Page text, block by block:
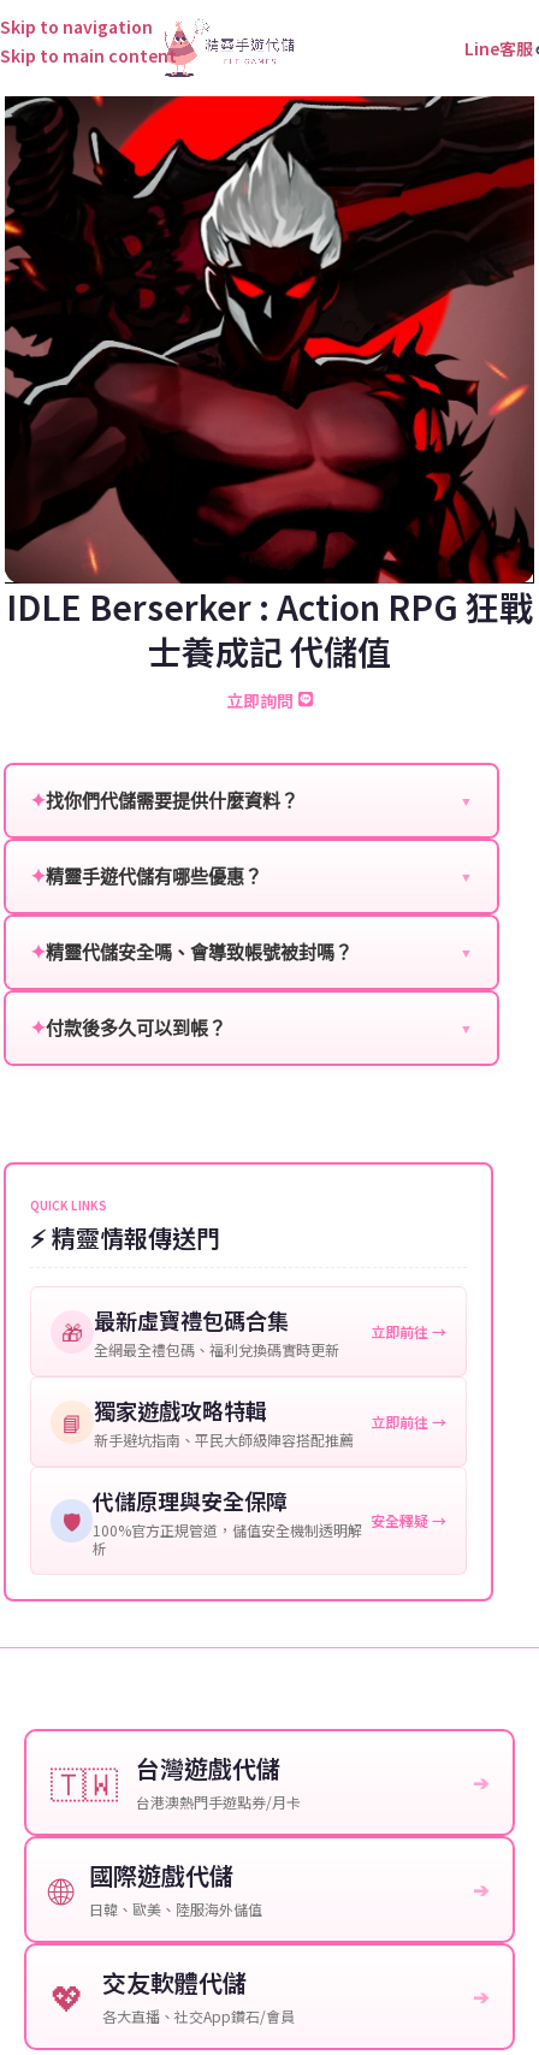
Skip to navigation
Skip to main content
Line客服
IDLE Berserker : Action RPG 狂戰
士養成記 代儲值
立即詢問
✦找你們代儲需要提供什麼資料？ ▼
服：
角色名稱：您遊戲中的角色名稱。
等級：角色的當前等級。
提供這些信息能幫助我們更快地處理您的代儲需求，確
保您盡享遊戲樂趣！
✦精靈手遊代儲有哪些優惠？ ▼
贈送、大額儲值優惠及節日限定活動，儲值最低6折
✦精靈代儲安全嗎、會導致帳號被封嗎？ ▼
單，不使用外掛程式、非法點數或異常儲值管道。您獲
✦付款後多久可以到帳？ ▼
可直接聯絡客服查詢訂單進度。
QUICK LINKS
⚡ 精靈情報傳送門
🎁 最新虛寶禮包碼合集
全網最全禮包碼、福利兌換碼實時更新
立即前往 →
📘 獨家遊戲攻略特輯
新手避坑指南、平民大師級陣容搭配推薦
立即前往 →
🛡️
代儲原理與安全保障
100%官方正規管道，儲值安全機制透明解
析
安全釋疑 →
🇹🇼 台灣遊戲代儲
台港澳熱門手遊點券/月卡
➔
🌐 國際遊戲代儲
日韓、歐美、陸服海外儲值
➔
💖 交友軟體代儲
各大直播、社交App鑽石/會員
➔